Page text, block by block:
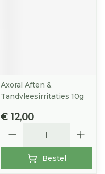
Axoral Aften &
Tandvleesirritaties 10g
€ 12,00
Bestel